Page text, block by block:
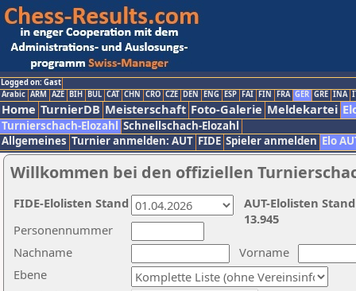
Logged on: Gast
Arabic ARM AZE BIH BUL CAT CHN CRO CZE DEN ENG ESP FAI FIN FRA GER GRE INA
Home TurnierDB Meisterschaft Foto-Galerie Meldekartei
Turnierschach-Elozahl Schnellschach-Elozahl
Allgemeines Turnier anmelden: AUT FIDE Spieler anmelden Elo
Willkommen bei den offiziellen
Nachname
Vorname
Ebene
Personennummer
AUT-Elolisten
13.945
FIDE-Elolisten Stand